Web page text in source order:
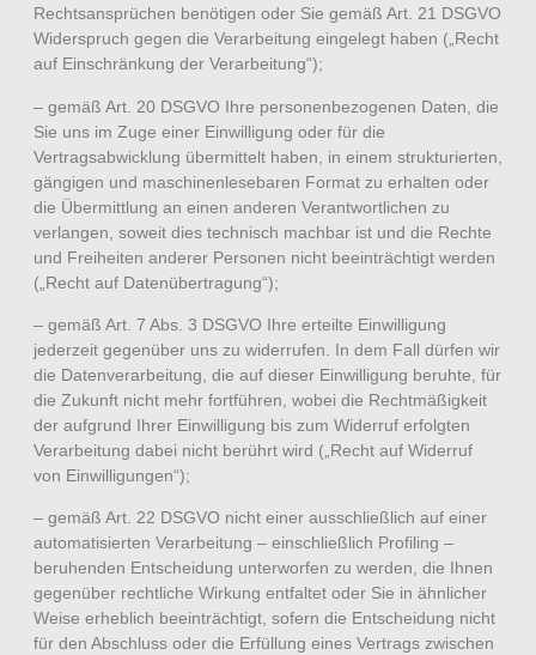
Rechtsansprüchen benötigen oder Sie gemäß Art. 21 DSGVO
Widerspruch gegen die Verarbeitung eingelegt haben („Recht
auf Einschränkung der Verarbeitung“);
– gemäß Art. 20 DSGVO Ihre personenbezogenen Daten, die
Sie uns im Zuge einer Einwilligung oder für die
Vertragsabwicklung übermittelt haben, in einem strukturierten,
gängigen und maschinenlesebaren Format zu erhalten oder
die Übermittlung an einen anderen Verantwortlichen zu
verlangen, soweit dies technisch machbar ist und die Rechte
und Freiheiten anderer Personen nicht beeinträchtigt werden
(„Recht auf Datenübertragung“);
– gemäß Art. 7 Abs. 3 DSGVO Ihre erteilte Einwilligung
jederzeit gegenüber uns zu widerrufen. In dem Fall dürfen wir
die Datenverarbeitung, die auf dieser Einwilligung beruhte, für
die Zukunft nicht mehr fortführen, wobei die Rechtmäßigkeit
der aufgrund Ihrer Einwilligung bis zum Widerruf erfolgten
Verarbeitung dabei nicht berührt wird („Recht auf Widerruf
von Einwilligungen“);
– gemäß Art. 22 DSGVO nicht einer ausschließlich auf einer
automatisierten Verarbeitung – einschließlich Profiling –
beruhenden Entscheidung unterworfen zu werden, die Ihnen
gegenüber rechtliche Wirkung entfaltet oder Sie in ähnlicher
Weise erheblich beeinträchtigt, sofern die Entscheidung nicht
für den Abschluss oder die Erfüllung eines Vertrags zwischen